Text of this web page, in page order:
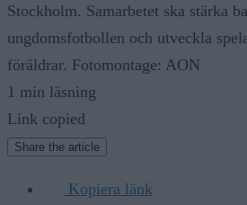
Stockholm. Samarbetet ska stärka
ungdomsfotbollen och utveckla
föräldrar. Fotomontage: AON
1 min läsning
Link copied
Share the article
Kopiera länk